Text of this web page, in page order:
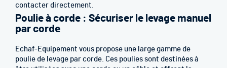
contacter directement.
Poulie à corde : Sécuriser le levage manuel
par corde
Echaf-Equipement vous propose une large gamme de
poulie de levage par corde. Ces poulies sont destinées à